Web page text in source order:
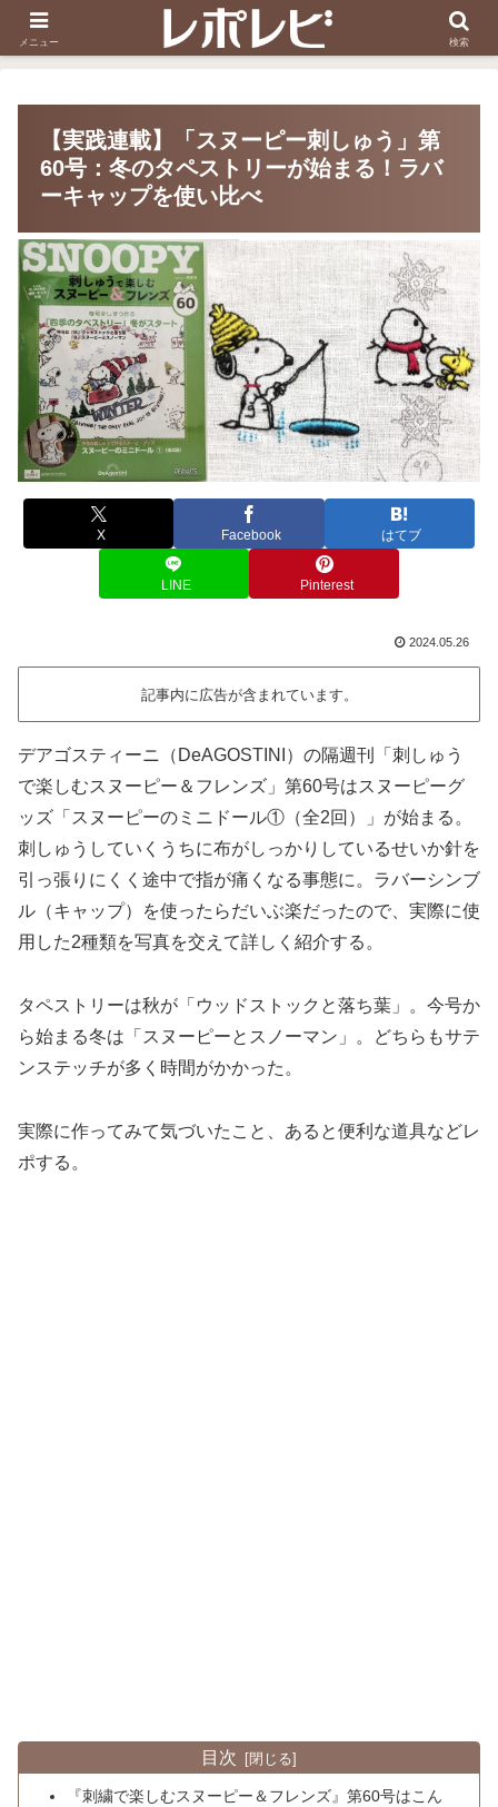
スヌーピー刺しゅう ダイソー知恵の輪
【実践連載】「スヌーピー刺しゅう」第
60号：冬のタペストリーが始まる！ラバ
ーキャップを使い比べ
X Facebook はてブ
LINE Pinterest
2024.05.26
記事内に広告が含まれています。
デアゴスティーニ（DeAGOSTINI）の隔週刊「刺しゅう
で楽しむスヌーピー＆フレンズ」第60号はスヌーピーグ
ッズ「スヌーピーのミニドール①（全2回）」が始まる。
刺しゅうしていくうちに布がしっかりしているせいか針を
引っ張りにくく途中で指が痛くなる事態に。ラバーシンブ
ル（キャップ）を使ったらだいぶ楽だったので、実際に使
用した2種類を写真を交えて詳しく紹介する。
タペストリーは秋が「ウッドストックと落ち葉」。今号か
ら始まる冬は「スヌーピーとスノーマン」。どちらもサテ
ンステッチが多く時間がかかった。
実際に作ってみて気づいたこと、あると便利な道具などレ
ポする。
目次
『刺繍で楽しむスヌーピー＆フレンズ』第60号はこん
メニュー 検索